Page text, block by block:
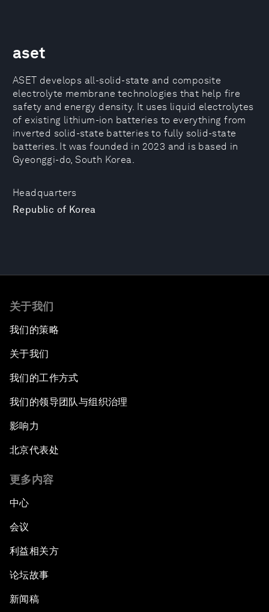
Headquarters
Republic of Korea
aset
ASET develops all-solid-state and composite
electrolyte membrane technologies that help fire
safety and energy density. It uses liquid electrolytes
of existing lithium-ion batteries to everything from
inverted solid-state batteries to fully solid-state
batteries. It was founded in 2023 and is based in
Gyeonggi-do, South Korea.
关于我们
我们的策略
关于我们
我们的工作方式
我们的领导团队与组织治理
影响力
北京代表处
更多内容
中心
会议
利益相关方
论坛故事
新闻稿